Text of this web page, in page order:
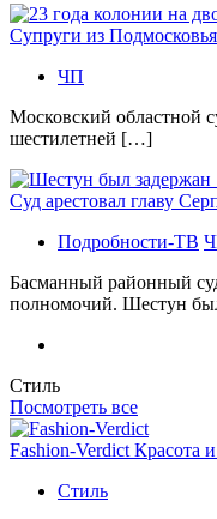
Супруги из
ЧП
Московский областной
шестилетней […]
Суд арестовал главу
Подробности-ТВ
Басманный районный
полномочий. Шестун
Стиль
Посмотреть все
Fashion-Verdict Красота
Стиль